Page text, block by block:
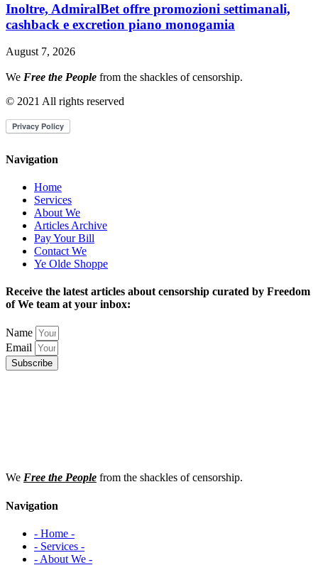
Inoltre, AdmiralBet offre promozioni settimanali,
cashback e excretion piano monogamia
August 7, 2026
We Free the People from the shackles of censorship.
© 2021 All rights reserved
Navigation
Home
Services
About We
Articles Archive
Pay Your Bill
Contact We
Ye Olde Shoppe
Receive the latest articles about censorship curated by Freedom
of We team at your inbox:
Name
Email
Subscribe
We Free the People from the shackles of censorship.
Navigation
- Home -
- Services -
- About We -